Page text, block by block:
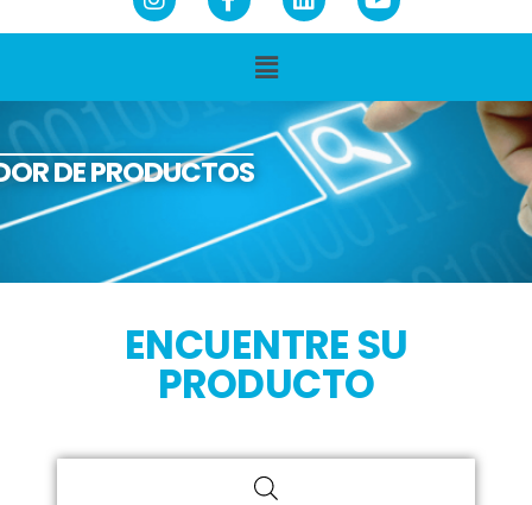
DE PRODUCTOS
ENCUENTRE SU
PRODUCTO